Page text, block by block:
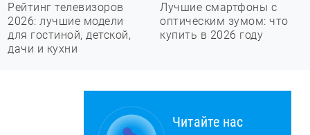
Рейтинг телевизоров
2026: лучшие модели
для гостиной, детской,
дачи и кухни
Лучшие смартфоны с
оптическим зумом: что
купить в 2026 году
Читайте нас